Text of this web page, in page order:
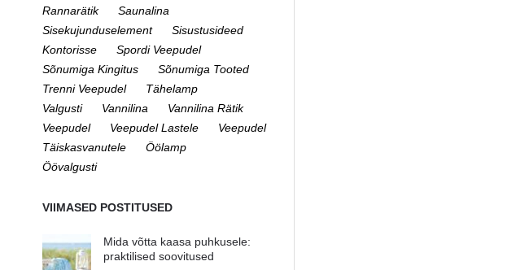
Rannarätik
Saunalina
Sisekujunduselement
Sisustusideed
Kontorisse
Spordi Veepudel
Sõnumiga Kingitus
Sõnumiga Tooted
Trenni Veepudel
Tähelamp
Valgusti
Vannilina
Vannilina Rätik
Veepudel
Veepudel Lastele
Veepudel
Täiskasvanutele
Öölamp
Öövalgusti
VIIMASED POSTITUSED
Mida võtta kaasa puhkusele:
praktilised soovitused